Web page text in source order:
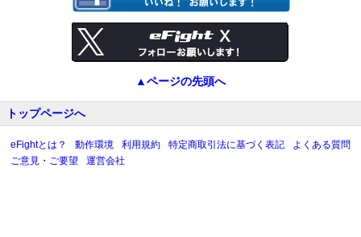
▲ページの先頭へ
トップページへ
eFightとは？ 動作環境 利用規約 特定商取引法に基づく表記
よくある質問
ご意見・ご要望
運営会社